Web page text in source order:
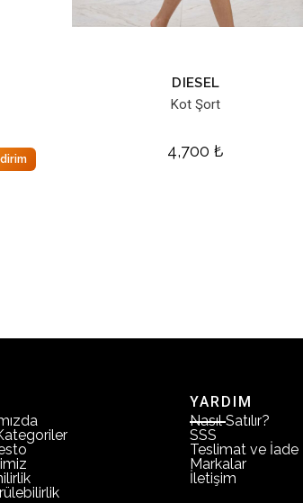
DIESEL
Kot Şort
4,700₺
YARDIM
Nasıl Satılır?
SSS
Teslimat ve İade
Markalar
İletişim